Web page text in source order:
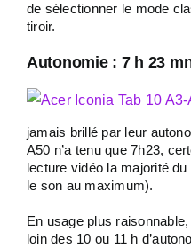
de sélectionner le mode
tiroir.
Autonomie : 7 h 23
jamais brillé par leur
A50 n’a tenu que 7h23,
lecture vidéo la majorité
le son au maximum).
En usage plus
loin des 10 ou 11 h